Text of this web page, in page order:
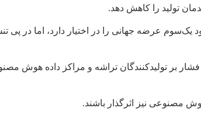
تولید را کاهش دهد.
عرضه جهانی را در اختیار دارد، اما در
فشار بر تولیدکنندگان تراشه و مراکز داده هوش
مصنوعی نیز اثرگذار باشند.